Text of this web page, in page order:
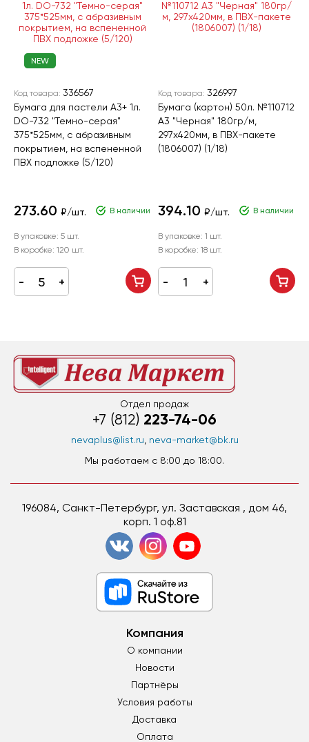
NEW
Код товара: 336567
Бумага для пастели А3+ 1л.
DO-732 "Темно-серая"
375*525мм, с абразивным
покрытием, на вспененной
ПВХ подложке (5/120)
273.60 ₽/шт. В наличии
В упаковке: 5 шт.
В коробке: 120 шт.
Код товара: 326997
Бумага (картон) 50л. №110712
А3 "Черная" 180гр/м,
297х420мм, в ПВХ-пакете
(1806007) (1/18)
394.10 ₽/шт. В наличии
В упаковке: 1 шт.
В коробке: 18 шт.
Отдел продаж
+7 (812) 223-74-06
nevaplus@list.ru neva-market@bk.ru
Мы работаем c 8:00 до 18:00.
196084, Санкт-Петербург, ул. Заставская , дом 46,
корп. 1 оф.81
Компания
О компании
Новости
Партнёры
Условия работы
Доставка
Оплата